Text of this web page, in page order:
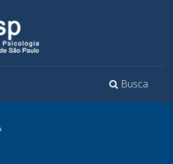
Toggle
Busca